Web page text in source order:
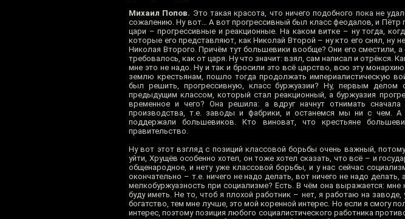
Михаил Попов. Это такая красота, что ничего подобного пока не
сожалению. Ну вот… А вот прогрессивный был класс феодалов, и
цари – прогрессивные и реакционные. На каком витке – ну тогда,
которые его представляют, как Николай Второй – ну кто его снял, ну
Николая Второго. Причём тут большевики вообще? Они его сместили,
требовалось, как от царя. Ну что значит: взял, сам написал и отрёкся.
мне это не надо. Ну и так и бросили это всё царство, всю эту
землю крестьянам, пошло тогда продолжать империалистическую
был решить, прогрессивную, класс буржуазии? Ну, первым
предыдущим классом, который стал реакционный, а буржуазия
временное и чего? Она решила: а вдруг начнут отнимать
производства, т.е. заводы и фабрики, и останемся мы ни с чем. А
поддержали большевиков. Кто виноват, что крестьяне
правительство.
Ну вот этот взгляд с позиций классовой борьбы очень важный,
уйти, Хрущёв особенно хотел, он тоже хотел сказать, что всё – и
общенародное, и нету уже классовой борьбы, и у нас сейчас
окончательно – т.е. ничего не надо делать, вот ничего не надо
мелкобуржуазность при социализме? Есть. В чём она выражается:
буду иметь. Не то, чтоб я плохой работник – нет, я работаю на
богатство, тем мне лучше, это мой коренной интерес. Но если я смогу
интерес, поэтому позиция любого социалистического работника